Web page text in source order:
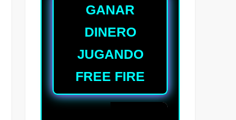
GANAR
DINERO
JUGANDO
FREE FIRE